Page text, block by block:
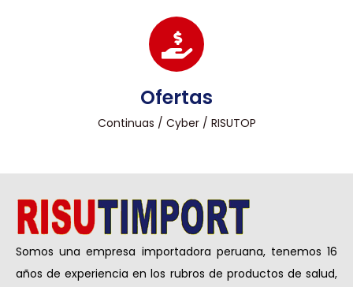
Ofertas
Continuas / Cyber / RISUTOP
Somos una empresa importadora peruana, tenemos 16
años de experiencia en los rubros de productos de salud,